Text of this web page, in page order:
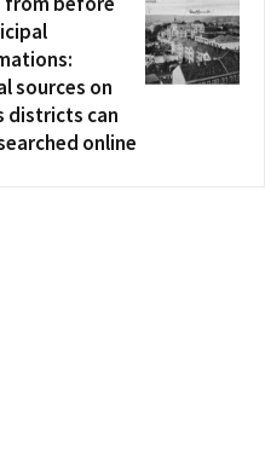
sources on
districts can
online